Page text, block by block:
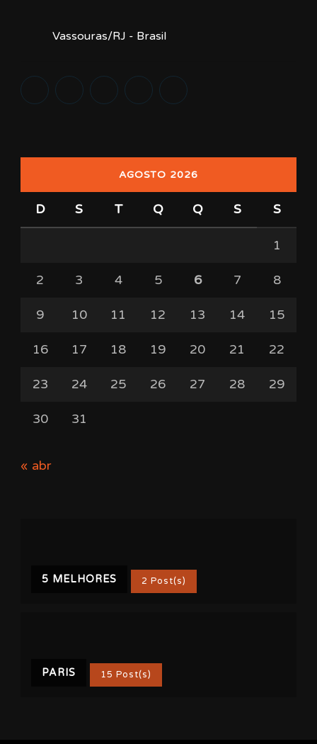
Vassouras/RJ - Brasil
AGOSTO 2026
D S T Q Q S S
1
2 3 4 5 6 7 8
9 10 11 12 13 14 15
16 17 18 19 20 21 22
23 24 25 26 27 28 29
30 31
« abr
5 MELHORES 2 Post(s)
PARIS 15 Post(s)